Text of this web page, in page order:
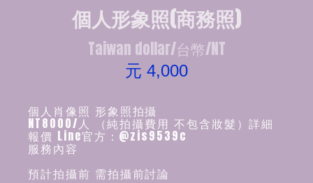
個人形象照(商務照)
Taiwan dollar/台幣/NT
元 4,000
個人肖像照 形象照拍攝
NT8000/人 （純拍攝費用 不包含妝髮）詳細
報價 Line官方：@zis9539c
服務內容
預計拍攝前 需拍攝前討論